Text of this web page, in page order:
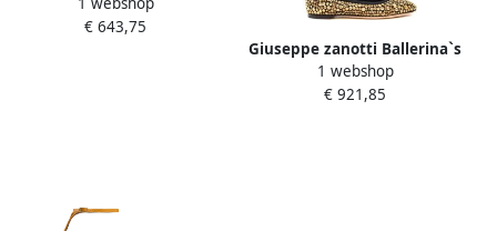
Sandalen Yellow Dames
€ 643,75
Giuseppe zanotti Ballerina`s
Geel Dames
1 webshop
€ 921,85